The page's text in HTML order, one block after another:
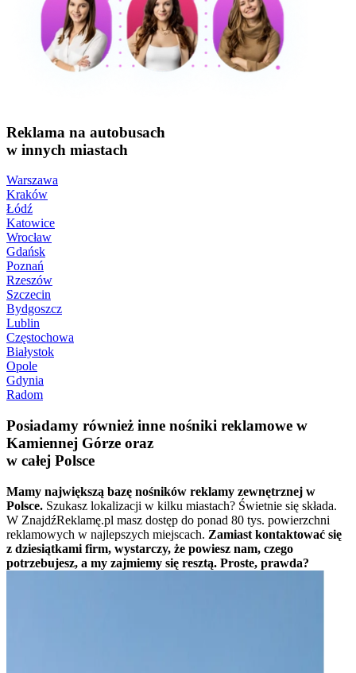
Reklama na autobusach
w innych miastach
Warszawa
Kraków
Łódź
Katowice
Wrocław
Gdańsk
Poznań
Rzeszów
Szczecin
Bydgoszcz
Lublin
Częstochowa
Białystok
Opole
Gdynia
Radom
Posiadamy również inne nośniki reklamowe w
Kamiennej Górze oraz
w całej Polsce
Mamy największą bazę nośników reklamy zewnętrznej w
Polsce. Szukasz lokalizacji w kilku miastach? Świetnie się składa.
W ZnajdźReklamę.pl masz dostęp do ponad 80 tys. powierzchni
reklamowych w najlepszych miejscach. Zamiast kontaktować się
z dziesiątkami firm, wystarczy, że powiesz nam, czego
potrzebujesz, a my zajmiemy się resztą. Proste, prawda?